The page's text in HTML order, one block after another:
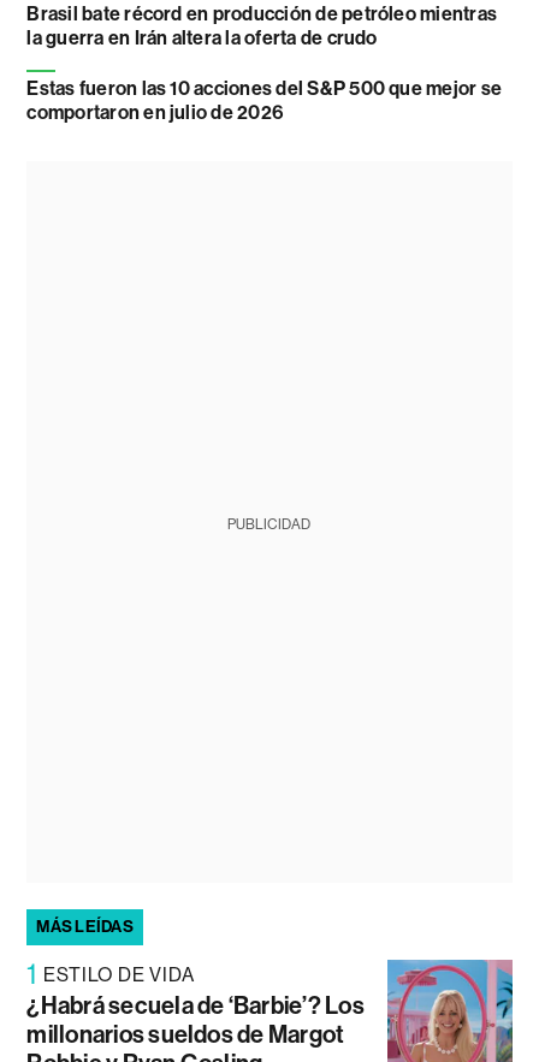
Brasil bate récord en producción de petróleo mientras
la guerra en Irán altera la oferta de crudo
Estas fueron las 10 acciones del S&P 500 que mejor se
comportaron en julio de 2026
PUBLICIDAD
MÁS LEÍDAS
1 ESTILO DE VIDA
¿Habrá secuela de ‘Barbie’? Los
millonarios sueldos de Margot